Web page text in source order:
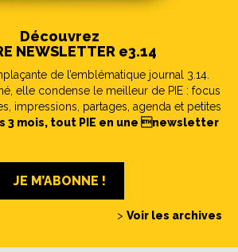
Découvrez
NEWSLETTER e3.14
de l’emblématique journal 3.14.
elle condense le meilleur de PIE : focus
impressions, partages, agenda et petites
3 mois, tout PIE en une newsletter
JE M’ABONNE !
> Voir les archives